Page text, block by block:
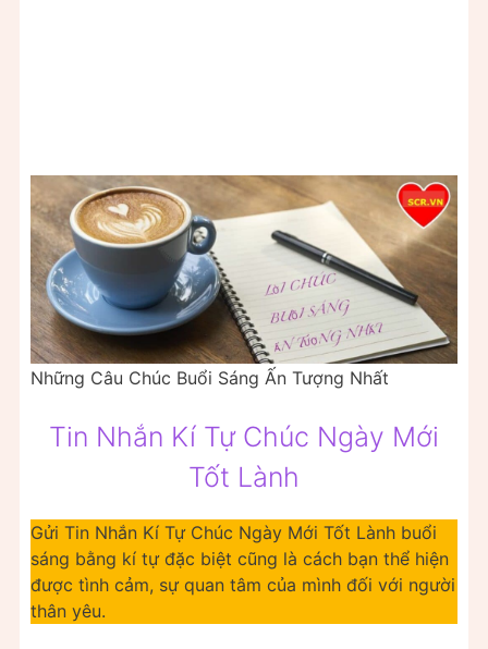
Những Câu Chúc Buổi Sáng Ấn Tượng Nhất
Tin Nhắn Kí Tự Chúc Ngày Mới
Tốt Lành
Gửi Tin Nhắn Kí Tự Chúc Ngày Mới Tốt Lành buổi
sáng bằng kí tự đặc biệt cũng là cách bạn thể hiện
được tình cảm, sự quan tâm của mình đối với người
thân yêu.